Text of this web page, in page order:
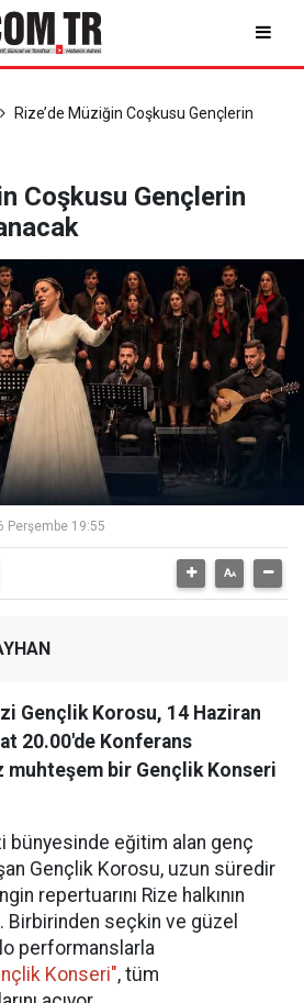
Rize’de Müziğin Coşkusu Gençlerin
Coşkusu Gençlerin
Perşembe 19:55
Gençlik Korosu, 14 Haziran
20.00'de Konferans
muhteşem bir Gençlik Konseri
bünyesinde eğitim alan genç
Gençlik Korosu, uzun süredir
repertuarını Rize halkının
Birbirinden seçkin ve güzel
performanslarla
Konseri", tüm